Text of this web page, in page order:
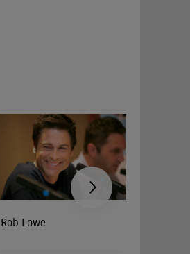
Rob Lowe